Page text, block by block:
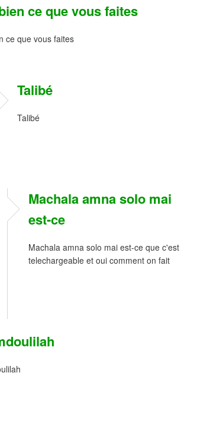
ce que vous faites
ce que vous faites
Talibé
Talibé
Machala amna solo mai
est-ce
Machala amna solo mai est-ce que c'est
telechargeable et oui comment on fait